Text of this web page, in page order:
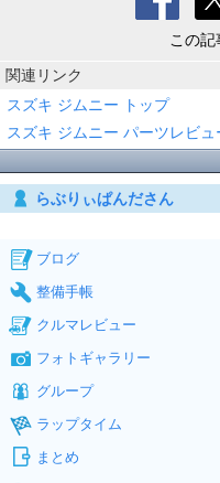
この
関連リンク
スズキ ジムニー トップ
スズキ ジムニー パーツレビュ
らぶりぃぱんださん
ブログ
整備手帳
クルマレビュー
フォトギャラリー
グループ
ラップタイム
まとめ